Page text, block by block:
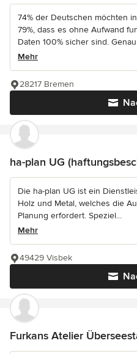
74% der Deutschen möchten
79%, dass es ohne Aufwand
Daten 100% sicher sind.
Mehr
28217 Bremen
ha-plan UG
Die ha-plan UG ist ein
Holz und Metal, welches die
Planung erfordert. Speziel...
Mehr
49429 Visbek
Furkans Atelier